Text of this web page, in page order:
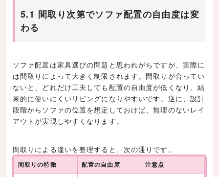
5.1 間取り次第でソファ配置の自由度は変
わる
ソファ配置は家具選びの問題と思われがちですが、実際に
は間取りによって大きく制限されます。間取りが合ってい
ないと、どれだけ工夫しても配置の自由度が低くなり、結
果的に使いにくいリビングになりやすいです。逆に、設計
段階からソファの位置を想定しておけば、無理のないレイ
アウトが実現しやすくなります。
間取りによる違いを整理すると、次の通りです。
間取りの特徴 配置の自由度 注意点